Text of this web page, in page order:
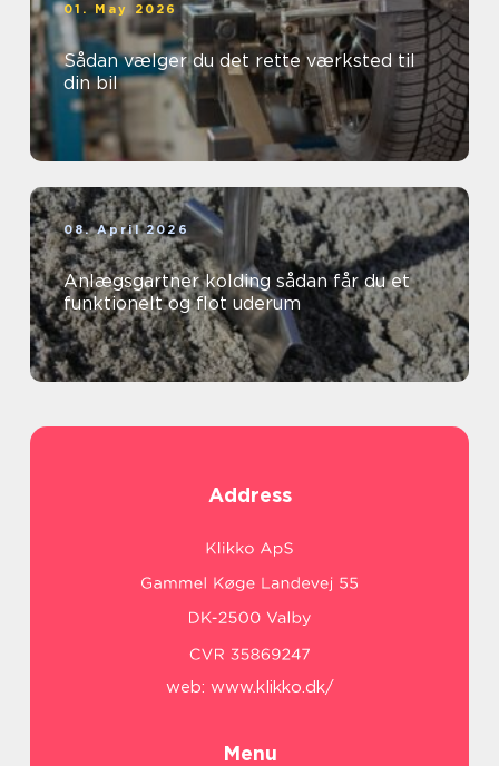
01. May 2026
Sådan vælger du det rette værksted til
din bil
08. April 2026
Anlægsgartner kolding sådan får du et
funktionelt og flot uderum
Address
web: www.klikko.dk/
Menu